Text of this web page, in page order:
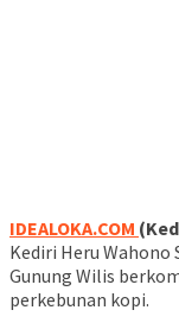
IDEALOKA.COM
Kediri Heru
Gunung Wilis
perkebunan kopi.